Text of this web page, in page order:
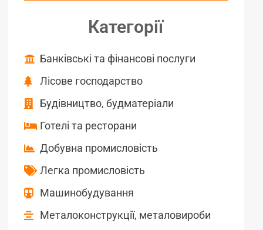
Категорії
Банківські та фінансові послуги
Лісове господарство
Будівництво, будматеріали
Готелі та ресторани
Добувна промисловість
Легка промисловість
Машинобудування
Металоконструкції, металовироби